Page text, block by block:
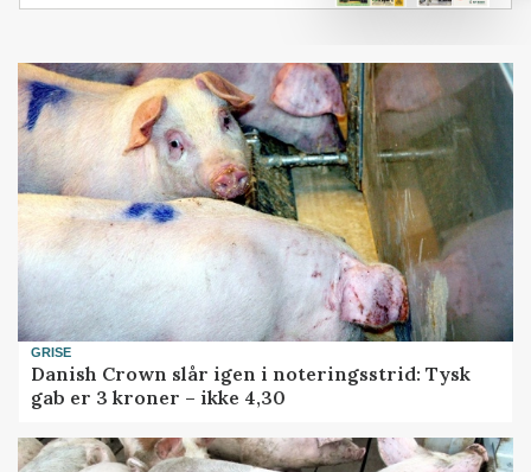
GRISE
Danish Crown slår igen i noteringsstrid: Tysk
gab er 3 kroner – ikke 4,30